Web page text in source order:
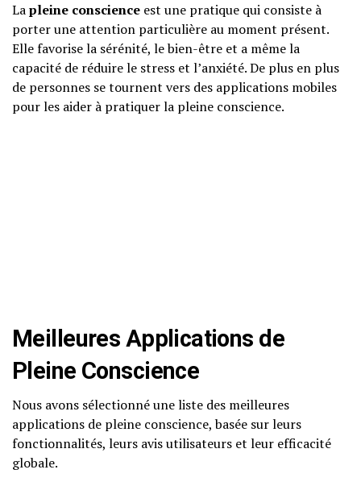
Lapleine conscience est une pratique qui consiste à
porter une attention particulière au moment présent.
Elle favorise la sérénité, le bien-être et a même la
capacité de réduire le stress et l’anxiété. De plus en plus
de personnes se tournent vers des applications mobiles
pour les aider à pratiquer la pleine conscience.
Meilleures Applications de
Pleine Conscience
Nous avons sélectionné une liste des meilleures
applications de pleine conscience, basée sur leurs
fonctionnalités, leurs avis utilisateurs et leur efficacité
globale.